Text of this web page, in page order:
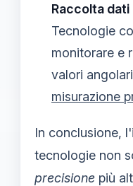
Raccolta
Tecnologie
monitorare e
valori
misurazione
In conclusione,
tecnologie non
precisione più